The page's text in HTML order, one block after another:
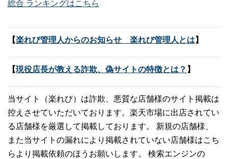
総合 ランキングはこちら
【楽れび管理人からのお知らせ 楽れび管理人とは 】
【現役店長が教える詐欺、偽サイトの特徴とは？ 】
当サイト（楽れび）は詐欺、悪質な店舗様のサイト掲載は
控えさせていただいております。楽天市場に出店されてい
る店舗様を厳選して掲載しております。 新規の店舗様、
また当サイトの漏れにより掲載されていない店舗様はこち
らより掲載依頼のほうお願いします。 検索エンジンの